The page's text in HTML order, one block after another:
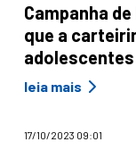
Campanha
que a
leia mais
17/10/2023 09:01